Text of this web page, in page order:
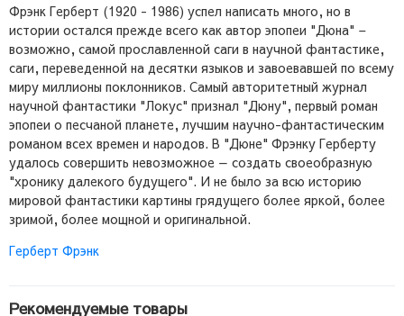
Фрэнк Герберт (1920 - 1986) успел написать много, но в
истории остался прежде всего как автор эпопеи "Дюна" –
возможно, самой прославленной саги в научной фантастике,
саги, переведенной на десятки языков и завоевавшей по всему
миру миллионы поклонников. Самый авторитетный журнал
научной фантастики "Локус" признал "Дюну", первый роман
эпопеи о песчаной планете, лучшим научно-фантастическим
романом всех времен и народов. В "Дюне" Фрэнку Герберту
удалось совершить невозможное — создать своеобразную
"хронику далекого будущего". И не было за всю историю
мировой фантастики картины грядущего более яркой, более
зримой, более мощной и оригинальной.
Герберт Фрэнк
Рекомендуемые товары